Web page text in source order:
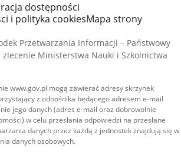
dostępności
i polityka cookiesMapa strony
Przetwarzania Informacji – Państwowy
Ministerstwa Nauki i Szkolnictwa
www.gov.pl mogą zawierać adresy skrzynek
z odnośnika będącego adresem e-mail
jego danych (adres e-mail oraz dobrowolnie
w celu przesłania odpowiedzi na przesłane
danych przez każdą z jednostek znajdują się w
danych osobowych.